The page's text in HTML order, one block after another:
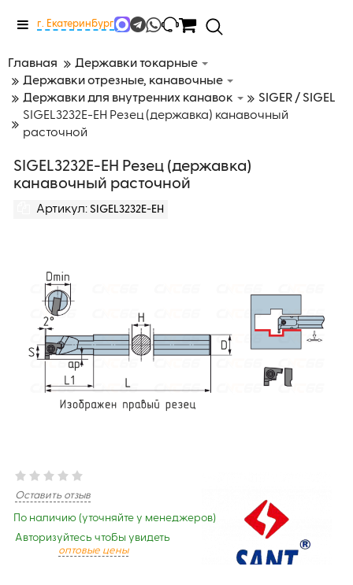
Меню
г. Екатеринбург
Главная
Державки токарные
Державки отрезные, канавочные
Державки для внутренних канавок
SIGER / SIGEL
SIGEL3232E-EH Резец (державка) канавочный
расточной
SIGEL3232E-EH Резец (державка)
канавочный расточной
Артикул: SIGEL3232E-EH
Оставить отзыв
По наличию (уточняйте у менеджеров)
Авторизуйтесь чтобы увидеть
оптовые цены